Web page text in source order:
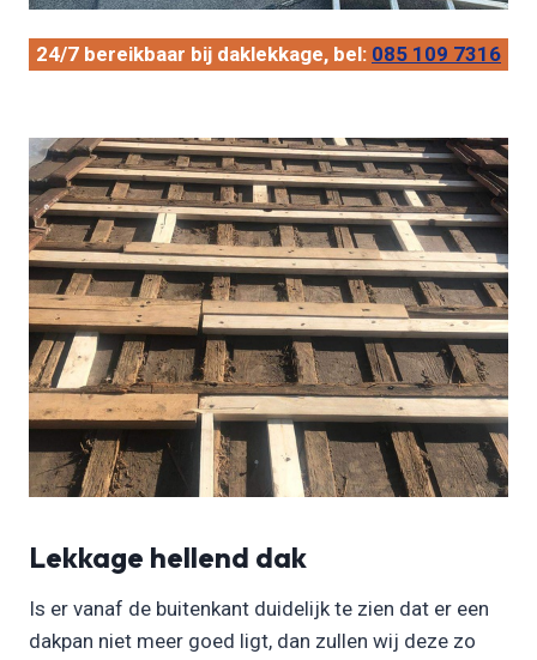
24/7 bereikbaar bij daklekkage, bel: 085 109 7316
Lekkage hellend dak
Is er vanaf de buitenkant duidelijk te zien dat er een
dakpan niet meer goed ligt, dan zullen wij deze zo